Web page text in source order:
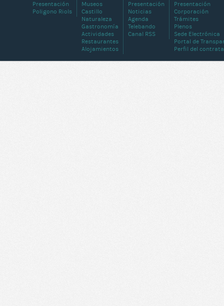
Presentación
Corporación
Trámites
Plenos
Sede Electrónica
Portal de
Perfil del
Presentación
Noticias
Agenda
Telebando
Canal RSS
Museos
Castillo
Naturaleza
Gastronomía
Actividades
Restaurantes
Alojamientos
Presentación
Poligono Riols